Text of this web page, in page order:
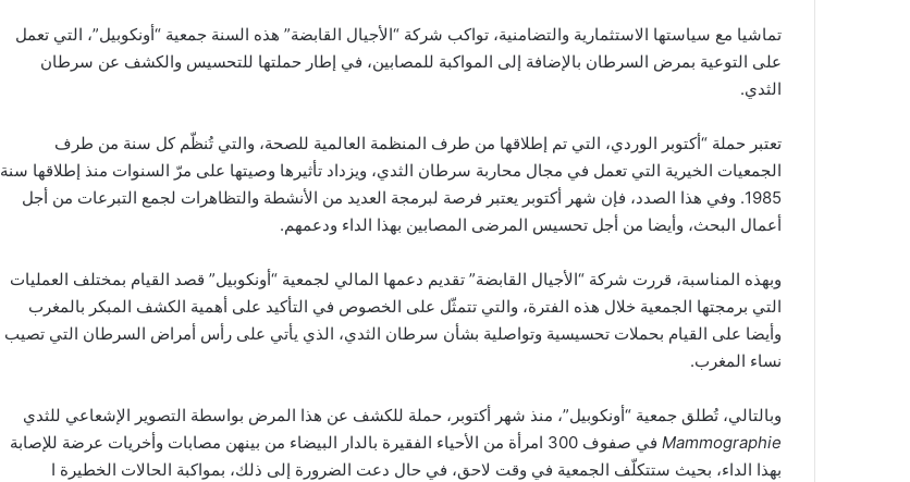
تماشيا مع سياستها الاستثمارية والتضامنية، تواكب شركة “الأجيال القابضة” هذه السنة جمعية “أونكوبيل”، التي تعمل
على التوعية بمرض السرطان بالإضافة إلى المواكبة للمصابين، في إطار حملتها للتحسيس والكشف عن سرطان
الثدي.
تعتبر حملة “أكتوبر الوردي، التي تم إطلاقها من طرف المنظمة العالمية للصحة، والتي تُنظّم كل سنة من طرف
الجمعيات الخيرية التي تعمل في مجال محاربة سرطان الثدي، ويزداد تأثيرها وصيتها على مرّ السنوات منذ إطلاقها سنة
1985. وفي هذا الصدد، فإن شهر أكتوبر يعتبر فرصة لبرمجة العديد من الأنشطة والتظاهرات لجمع التبرعات من أجل
أعمال البحث، وأيضا من أجل تحسيس المرضى المصابين بهذا الداء ودعمهم.
وبهذه المناسبة، قررت شركة “الأجيال القابضة” تقديم دعمها المالي لجمعية “أونكوبيل” قصد القيام بمختلف العمليات
التي برمجتها الجمعية خلال هذه الفترة، والتي تتمثّل على الخصوص في التأكيد على أهمية الكشف المبكر بالمغرب
وأيضا على القيام بحملات تحسيسية وتواصلية بشأن سرطان الثدي، الذي يأتي على رأس أمراض السرطان التي تصيب
نساء المغرب.
وبالتالي، تُطلق جمعية “أونكوبيل”، منذ شهر أكتوبر، حملة للكشف عن هذا المرض بواسطة التصوير الإشعاعي للثدي
Mammographie
في صفوف 300 امرأة من الأحياء الفقيرة بالدار البيضاء من بينهن مصابات وأخريات عرضة للإصابة
بهذا الداء، بحيث ستتكلّف الجمعية في وقت لاحق، في حال دعت الضرورة إلى ذلك، بمواكبة الحالات الخطيرة ا